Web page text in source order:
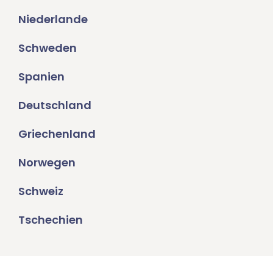
Niederlande
Schweden
Spanien
Deutschland
Griechenland
Norwegen
Schweiz
Tschechien